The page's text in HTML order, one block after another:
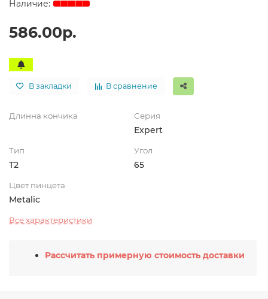
586.00р.
В закладки В сравнение
Длинна кончика Серия
Expert
Тип
T2
Угол
65
Цвет пинцета
Metalic
Все характеристики
Рассчитать примерную стоимость доставки